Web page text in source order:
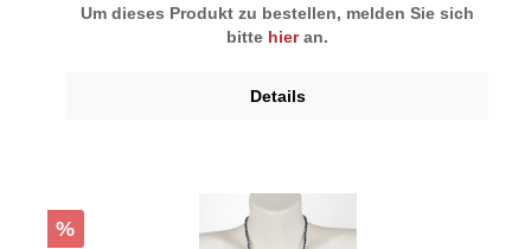
Um dieses Produkt zu bestellen, melden Sie sich
bitte hieran.
Details
%